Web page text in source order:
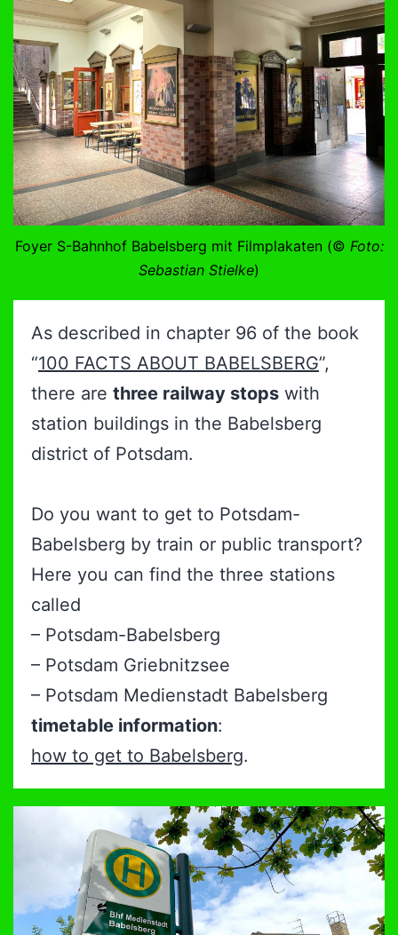
Foyer S-Bahnhof Babelsberg mit Filmplakaten (© Foto:
Sebastian Stielke)
As described in chapter 96 of the book
“100 FACTS ABOUT BABELSBERG”,
there are three railway stops with
station buildings in the Babelsberg
district of Potsdam.
Do you want to get to Potsdam-
Babelsberg by train or public transport?
Here you can find the three stations
called
– Potsdam-Babelsberg
– Potsdam Griebnitzsee
– Potsdam Medienstadt Babelsberg
timetable information:
how to get to Babelsberg.